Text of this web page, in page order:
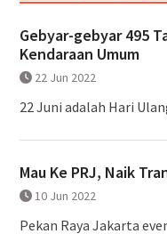
Gebyar-gebyar 495
Kendaraan Umum
22 Jun 2022
22 Juni adalah Hari
Mau Ke PRJ, Naik
10 Jun 2022
Pekan Raya Jakarta